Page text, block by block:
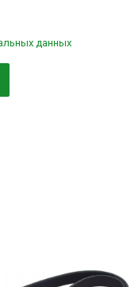
данных